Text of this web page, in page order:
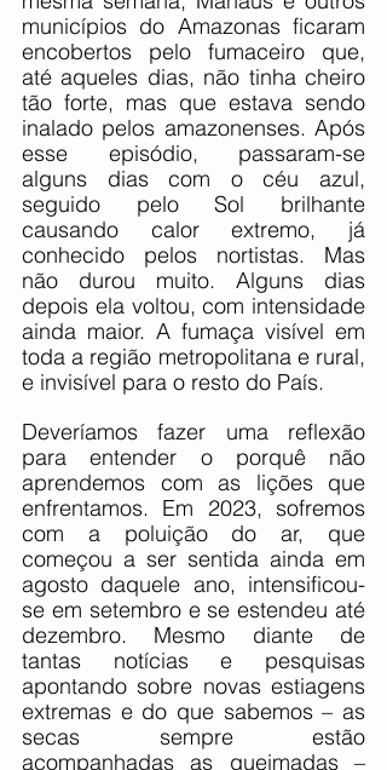
municípios do Amazonas ficaram
encobertos pelo fumaceiro que,
até aqueles dias, não tinha cheiro
tão forte, mas que estava sendo
inalado pelos amazonenses. Após
esse episódio, passaram-se
alguns dias com o céu azul,
seguido pelo Sol brilhante
causando calor extremo, já
conhecido pelos nortistas. Mas
não durou muito. Alguns dias
depois ela voltou, com intensidade
ainda maior. A fumaça visível em
toda a região metropolitana e rural,
e invisível para o resto do País.
Deveríamos fazer uma reflexão
para entender o porquê não
aprendemos com as lições que
enfrentamos. Em 2023, sofremos
com a poluição do ar, que
começou a ser sentida ainda em
agosto daquele ano, intensificou-
se em setembro e se estendeu até
dezembro. Mesmo diante de
tantas notícias e pesquisas
apontando sobre novas estiagens
extremas e do que sabemos – as
secas sempre estão
acompanhadas as queimadas –